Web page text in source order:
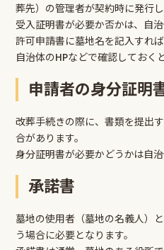
葬先）の管理者が契約時に発行し
受入証明書が必要か否かは、自
許可申請書に墓地名を記入すれ
自治体のHPなどで確認しておく
申請者の身分証明
改葬手続きの際に、書類を提出
合があります。
身分証明書が必要かどうかは自治
承諾書
墓地の使用者（墓地の名義人）
う場合に必要となります。